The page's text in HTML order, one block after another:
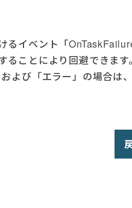
るイベント「
ることにより回避できます。
よび「エラー」の場合は